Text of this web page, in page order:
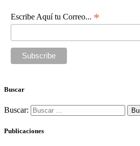
Escribe Aquí tu Correo... *
Buscar
Buscar:
Publicaciones